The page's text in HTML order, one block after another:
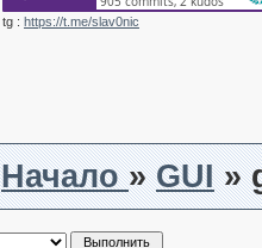
tg : https://t.me/slav0nic
Начало»GUI »